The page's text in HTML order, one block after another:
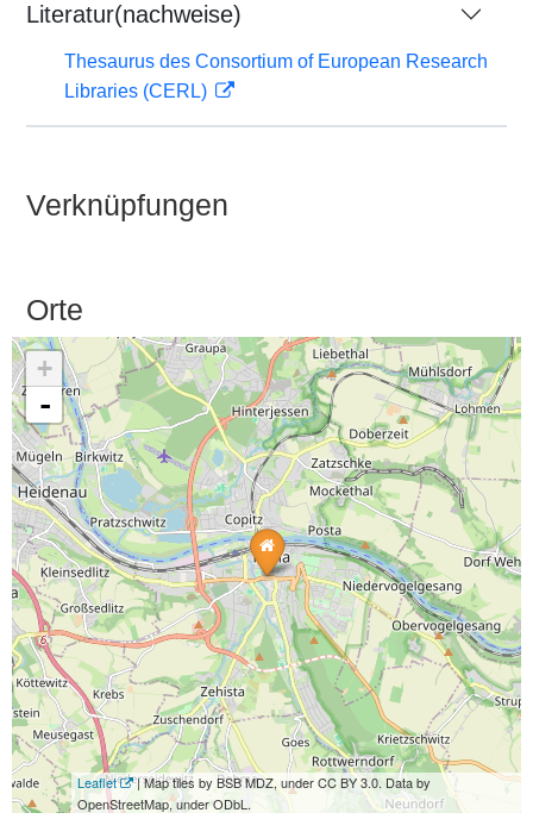
Literatur(nachweise)
Thesaurus des Consortium of European Research
Libraries (CERL)
Verknüpfungen
Orte
+
-
Leaflet
| Map tiles by BSB MDZ, under CC BY 3.0. Data by
OpenStreetMap, under ODbL.